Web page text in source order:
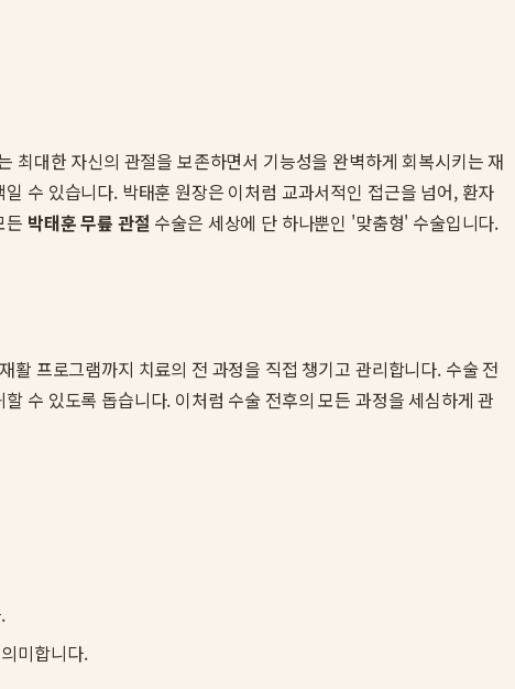
최대한 자신의 관절을 보존하면서 기능성을 완벽하게 회복시키는 재
수 있습니다. 박태훈 원장은 이처럼 교과서적인 접근을 넘어, 환자
든 박태훈 무릎 관절 수술은 세상에 단 하나뿐인 '맞춤형' 수술입니다.
프로그램까지 치료의 전 과정을 직접 챙기고 관리합니다. 수술 전
수 있도록 돕습니다. 이처럼 수술 전후의 모든 과정을 세심하게 관
미합니다.